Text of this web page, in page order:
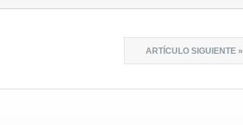
ARTÍCULO SIGUIENTE »